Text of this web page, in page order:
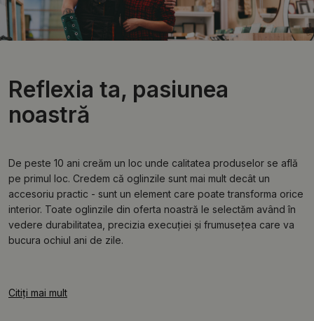
Reflexia ta, pasiunea
noastră
De peste 10 ani creăm un loc unde calitatea produselor se află
pe primul loc. Credem că oglinzile sunt mai mult decât un
accesoriu practic - sunt un element care poate transforma orice
interior. Toate oglinzile din oferta noastră le selectăm având în
vedere durabilitatea, precizia execuției și frumusețea care va
bucura ochiul ani de zile.
Citiți mai mult